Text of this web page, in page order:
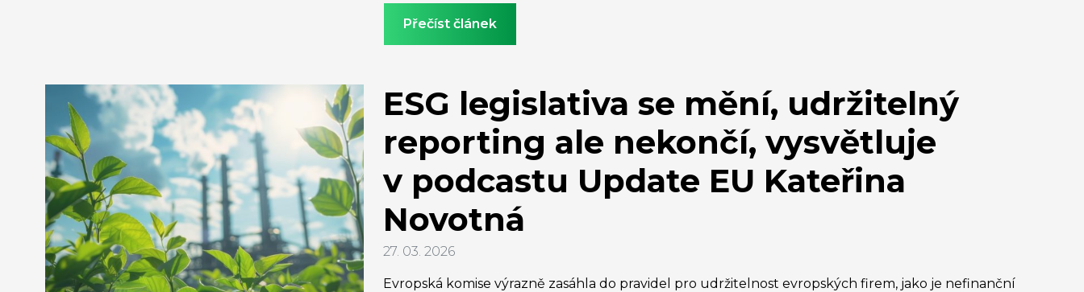
Přečíst článek
ESG legislativa se mění, udržitelný
reporting ale nekončí, vysvětluje
v podcastu Update EU Kateřina
Novotná
27. 03. 2026
Evropská komise výrazně zasáhla do pravidel pro udržitelnost evropských firem, jako je nefinanční